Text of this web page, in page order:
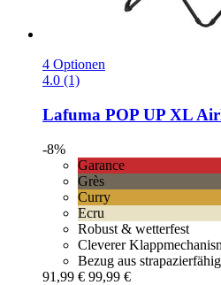
4 Optionen
4.0 (1)
Lafuma POP UP XL
-8%
Garance
Grès
Curry
Ecru
Robust & wetterfest
Cleverer
Bezug aus
91,99 € 99,99 €